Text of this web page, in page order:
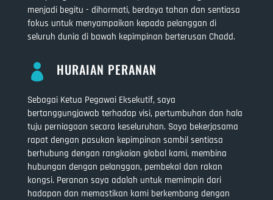
menjadi begitu - dihormati, berdaya tahan dan sentiasa
fokus untuk menyampaikan kepada pelanggan di
seluruh dunia di bawah kepimpinan berterusan Chadd.
 HURAIAN PERANAN
Sebagai Ketua Pegawai Eksekutif, saya
bertanggungjawab terhadap visi, pertumbuhan dan hala
tuju perniagaan secara keseluruhan. Saya bekerjasama
rapat dengan pasukan kepimpinan sambil sentiasa
berhubung dengan rangkaian global kami, membina
hubungan dengan pelanggan, pembekal dan rakan
kongsi. Peranan saya adalah untuk memimpin dari
hadapan dan memastikan kami berkembang dengan